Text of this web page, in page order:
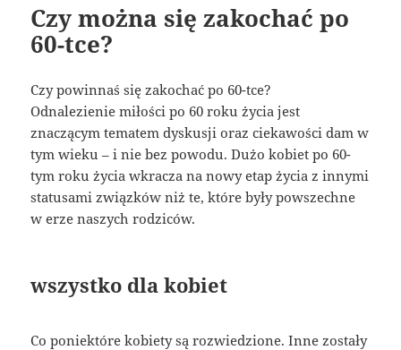
Czy można się zakochać po
60-tce?
Czy powinnaś się zakochać po 60-tce?
Odnalezienie miłości po 60 roku życia jest
znaczącym tematem dyskusji oraz ciekawości dam w
tym wieku – i nie bez powodu. Dużo kobiet po 60-
tym roku życia wkracza na nowy etap życia z innymi
statusami związków niż te, które były powszechne
w erze naszych rodziców.
wszystko dla kobiet
Co poniektóre kobiety są rozwiedzione. Inne zostały